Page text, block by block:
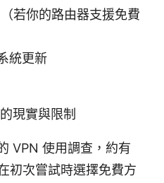
若你的路由器支援免費
統更新
現實與限制
VPN 使用調查，約有
初次嘗試時選擇免費方